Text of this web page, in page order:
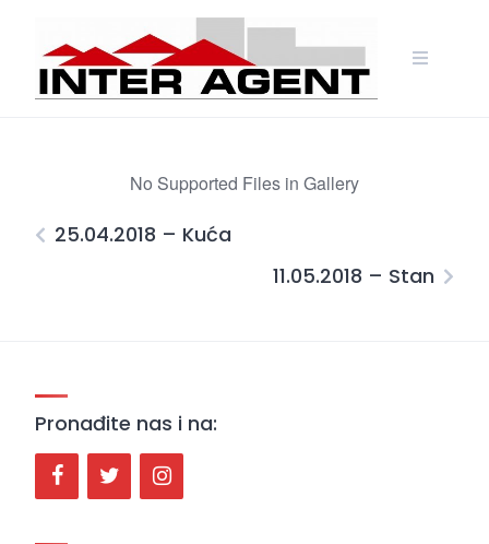
content
No Supported Files in Gallery
25.04.2018 – Kuća
11.05.2018 – Stan
Pronađite nas i na: